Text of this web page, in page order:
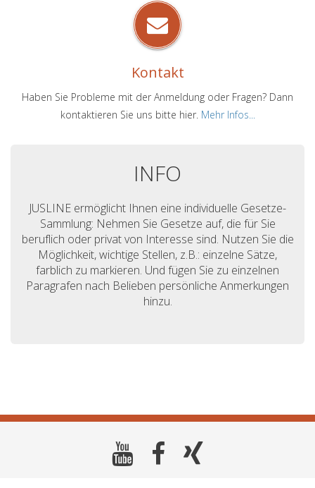
Kontakt
Haben Sie Probleme mit der Anmeldung oder Fragen? Dann
kontaktieren Sie uns bitte hier. Mehr Infos...
INFO
JUSLINE ermöglicht Ihnen eine individuelle Gesetze-
Sammlung: Nehmen Sie Gesetze auf, die für Sie
beruflich oder privat von Interesse sind. Nutzen Sie die
Möglichkeit, wichtige Stellen, z.B.: einzelne Sätze,
farblich zu markieren. Und fügen Sie zu einzelnen
Paragrafen nach Belieben persönliche Anmerkungen
hinzu.